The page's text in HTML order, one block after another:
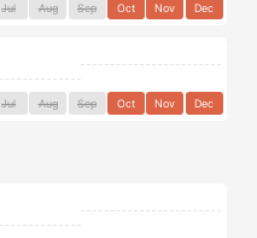
Jul Aug Sep Oct Nov Dec
Jul Aug Sep Oct Nov Dec